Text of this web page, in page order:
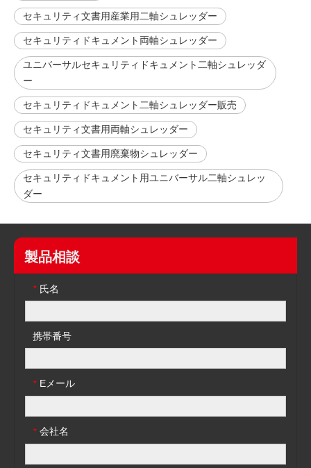
セキュリティ文書用産業用二軸シュレッダー
セキュリティドキュメント両軸シュレッダー
ユニバーサルセキュリティドキュメント二軸シュレッダ
ー
セキュリティドキュメント二軸シュレッダー販売
セキュリティ文書用両軸シュレッダー
セキュリティ文書用廃棄物シュレッダー
セキュリティドキュメント用ユニバーサル二軸シュレッ
ダー
製品相談
* 氏名
携帯番号
* Eメール
* 会社名